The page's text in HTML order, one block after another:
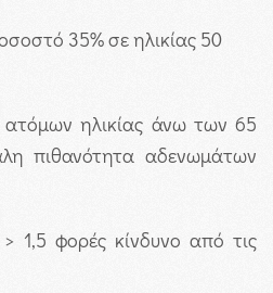
35% σε ηλικίας 50
ηλικίας άνω των 65
πιθανότητα αδενωμάτων
1,5 φορές κίνδυνο από τις